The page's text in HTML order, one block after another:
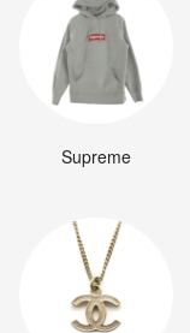
Supreme